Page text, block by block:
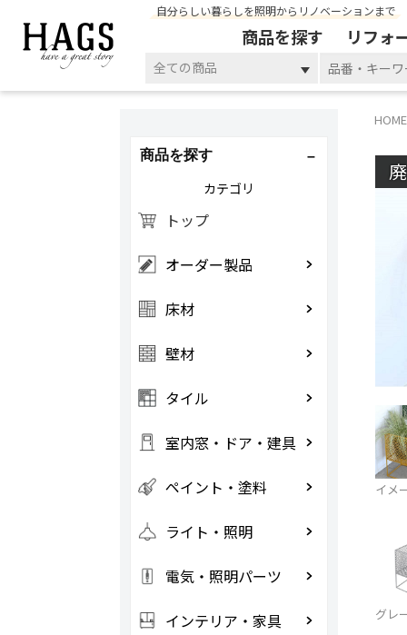
自分らしい暮らしを照明からリノベーションまで
商品を探す リフォ
全ての商品
HOME
イメ
グレ
商品を探す
カテゴリ
トップ
オーダー製品
床材
壁材
タイル
室内窓・ドア・建具
ペイント・塗料
ライト・照明
電気・照明パーツ
インテリア・家具